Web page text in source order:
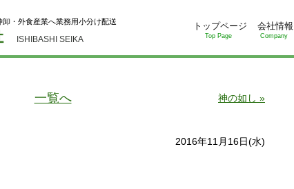
ISHIBASHI SEIKA
・外食産業へ業務用小分け配送 トップページ
Top Page
会社情報
Company
一覧へ 神の如し »
2016年11月16日(水)